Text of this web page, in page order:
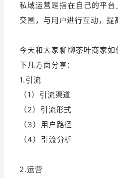
产品更新动态 帮
品牌消费观 行
新零售资讯
培训课程
私域课程
增长俱乐部
私域运营是指在自己的平
交圈，与用户进行互动，提
今天和大家聊聊茶叶商家如
下几方面分享：
1.引流
（1）引流渠道
（2）引流形式
（3）用户路径
（4）引流分析
2.运营